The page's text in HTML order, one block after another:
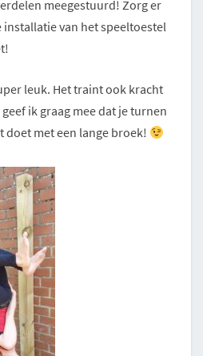
meegestuurd! Zorg er
installatie van het speeltoestel
leuk. Het traint ook kracht
ik graag mee dat je turnen
doet met een lange broek!